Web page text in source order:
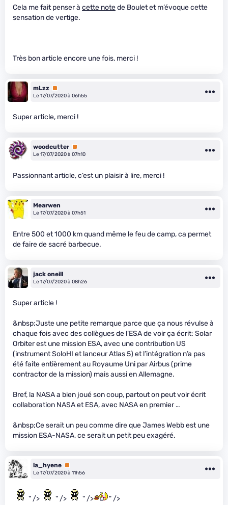
Cela me fait penser à cette notede Boulet et m’évoque cette
sensation de vertige.
Très bon article encore une fois, merci !
mLzz Premium
Le 17/07/2020 à 06h55
Super article, merci !
woodcutter Premium
Le 17/07/2020 à 07h10
Passionnant article, c’est un plaisir à lire, merci !
Mearwen
Le 17/07/2020 à 07h51
Entre 500 et 1000 km quand même le feu de camp, ca permet
de faire de sacré barbecue.
jack oneill
Le 17/07/2020 à 08h26
Super article !
&nbsp;Juste une petite remarque parce que ça nous révulse à
chaque fois avec des collègues de l’ESA de voir ça écrit: Solar
Orbiter est une mission ESA, avec une contribution US
(instrument SoloHI et lanceur Atlas 5) et l’intégration n’a pas
été faite entièrement au Royaume Uni par Airbus (prime
contractor de la mission) mais aussi en Allemagne.
Bref, la NASA a bien joué son coup, partout on peut voir écrit
collaboration NASA et ESA, avec NASA en premier …
&nbsp;Ce serait un peu comme dire que James Webb est une
mission ESA-NASA, ce serait un petit peu exagéré.
la_hyene Premium
Le 17/07/2020 à 11h56
" /> " /> " /> " />